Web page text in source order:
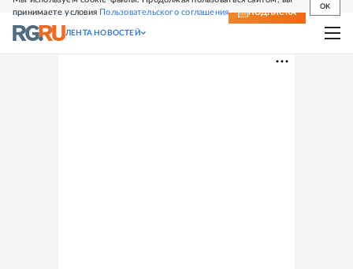
принимаете условия Пользовательского соглашения
OK
СВЕЖИЙ НОМЕР ПОДПИСКА
ЛЕНТА НОВОСТЕЙ